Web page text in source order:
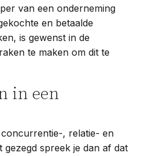
van een onderneming
en betaalde
is gewenst in de
te maken om dit te
in een
, relatie- en
spreek je dan af dat